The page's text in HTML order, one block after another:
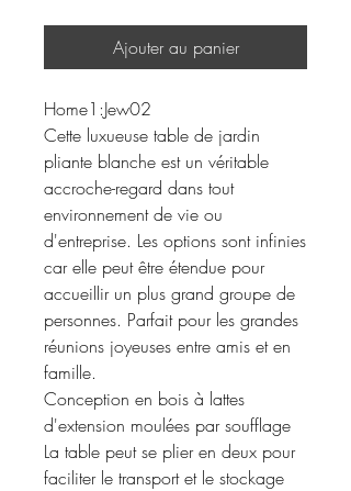
Ajouter au panier
Home1:Jew02
Cette luxueuse table de jardin
pliante blanche est un véritable
accroche-regard dans tout
environnement de vie ou
d'entreprise. Les options sont infinies
car elle peut être étendue pour
accueillir un plus grand groupe de
personnes. Parfait pour les grandes
réunions joyeuses entre amis et en
famille.
Conception en bois à lattes
d'extension moulées par soufflage
La table peut se plier en deux pour
faciliter le transport et le stockage